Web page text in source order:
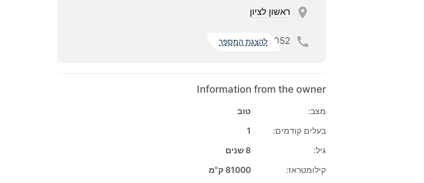
ראשון לציון
052 להצגת המספר
Information from the owner
מצב:
טוב
בעלים קודמים:
1
גיל:
8 שנים
קילומטראז:
81000 ק"מ